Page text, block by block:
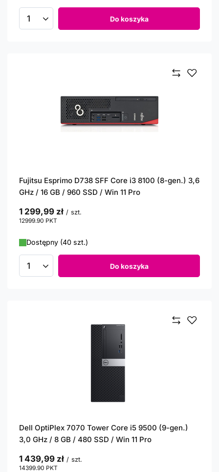
Ilość produktów Do koszyka
Fujitsu Esprimo D738 SFF Core i3 8100 (8-gen.) 3,6
GHz / 16 GB / 960 SSD / Win 11 Pro
1 299,99 zł / szt.
12999.90 PKT
Dostępny (40 szt.)
Ilość produktów Do koszyka
Dell OptiPlex 7070 Tower Core i5 9500 (9-gen.)
3,0 GHz / 8 GB / 480 SSD / Win 11 Pro
1 439,99 zł / szt.
14399.90 PKT